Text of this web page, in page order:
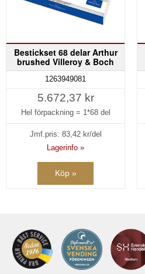
Bestickset 68 delar Arthur
brushed Villeroy & Boch
1263949081
5.672,37 kr
Hel förpackning = 1*68 del
Jmf.pris: 83,42kr/del
Lagerinfo »
Köp »